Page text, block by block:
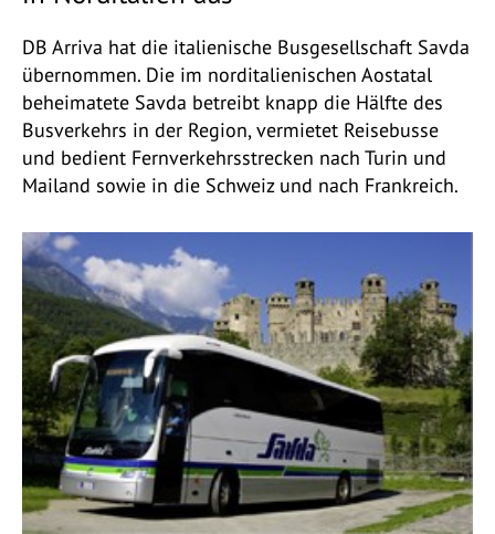
DB Arriva hat die italienische Busgesellschaft Savda
übernommen. Die im norditalienischen Aostatal
beheimatete Savda betreibt knapp die Hälfte des
Busverkehrs in der Region, vermietet Reisebusse
und bedient Fernverkehrsstrecken nach Turin und
Mailand sowie in die Schweiz und nach Frankreich.